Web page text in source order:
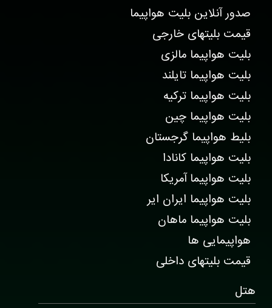
صدور آنلاین بلیت هواپیما
قیمت بلیتهای خارجی
بلیت هواپیما مالزی
بلیت هواپیما تایلند
بلیت هواپیما ترکیه
بلیت هواپیما چین
بلیط هواپیما گرجستان
بلیت هواپیما کانادا
بلیت هواپیما آمریکا
بلیت هواپیما ایران ایر
بلیت هواپیما ماهان
هواپیمایی ها
قیمت بلیتهای داخلی
هتل